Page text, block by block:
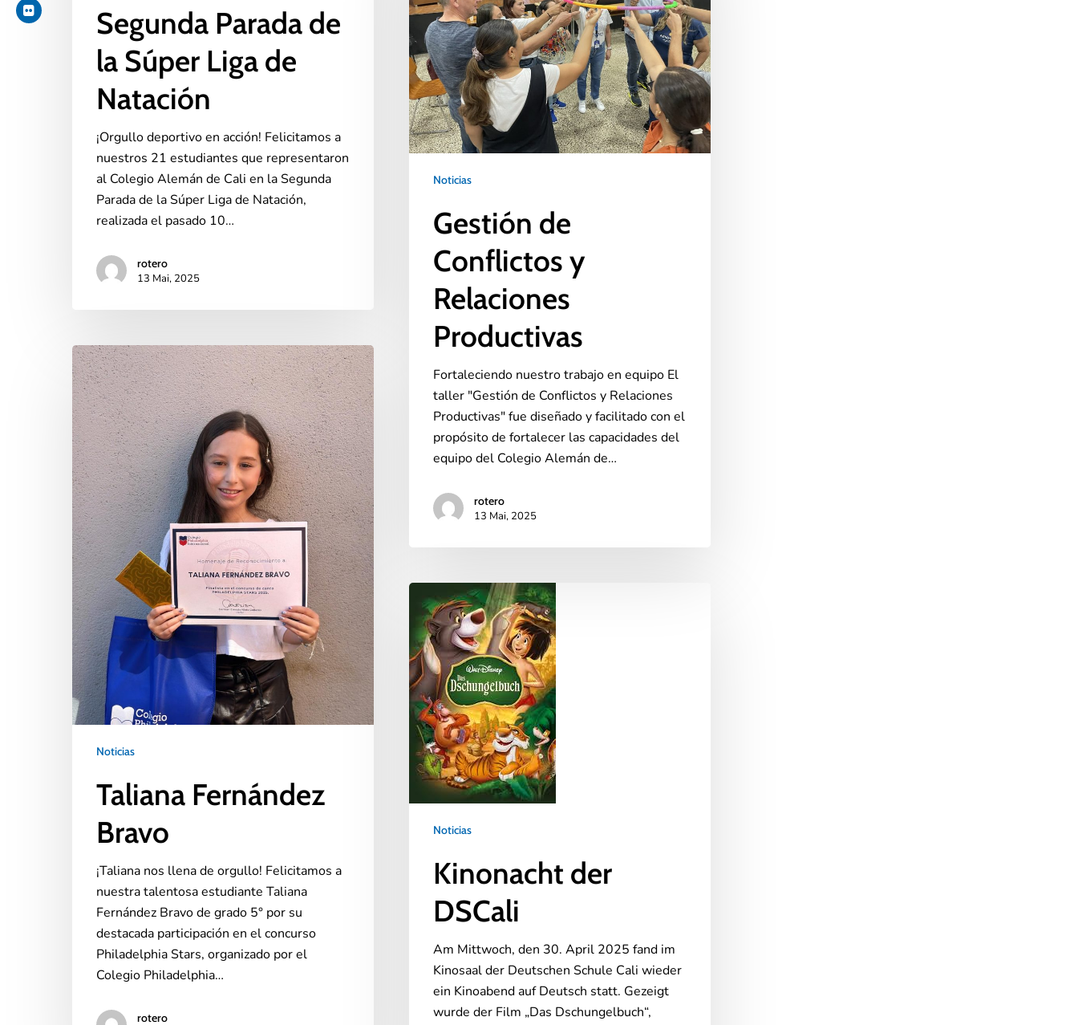
Segunda Parada de
la Súper Liga de
Natación
¡Orgullo deportivo en acción! Felicitamos a
nuestros 21 estudiantes que representaron
al Colegio Alemán de Cali en la Segunda
Parada de la Súper Liga de Natación,
realizada el pasado 10…
rotero
13 Mai, 2025
Noticias
Gestión de
Conflictos y
Relaciones
Productivas
Fortaleciendo nuestro trabajo en equipo El
taller "Gestión de Conflictos y Relaciones
Productivas" fue diseñado y facilitado con el
propósito de fortalecer las capacidades del
equipo del Colegio Alemán de…
rotero
13 Mai, 2025
Noticias
Taliana Fernández
Bravo
¡Taliana nos llena de orgullo! Felicitamos a
nuestra talentosa estudiante Taliana
Fernández Bravo de grado 5° por su
destacada participación en el concurso
Philadelphia Stars, organizado por el
Colegio Philadelphia…
rotero
Noticias
Kinonacht der
DSCali
Am Mittwoch, den 30. April 2025 fand im
Kinosaal der Deutschen Schule Cali wieder
ein Kinoabend auf Deutsch statt. Gezeigt
wurde der Film „Das Dschungelbuch“,